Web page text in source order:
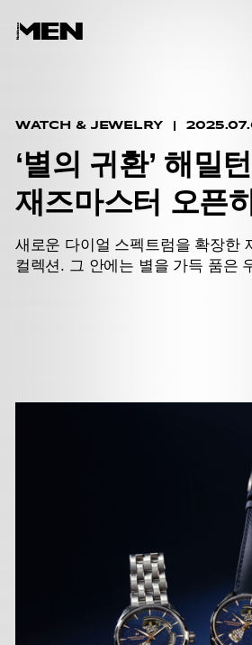
WATCH & JEWELRY
‘별의 귀환’ 해밀턴
재즈마스터 오픈
새로운 다이얼 스펙트럼을 확장한
컬렉션. 그 안에는 별을 가득 품은